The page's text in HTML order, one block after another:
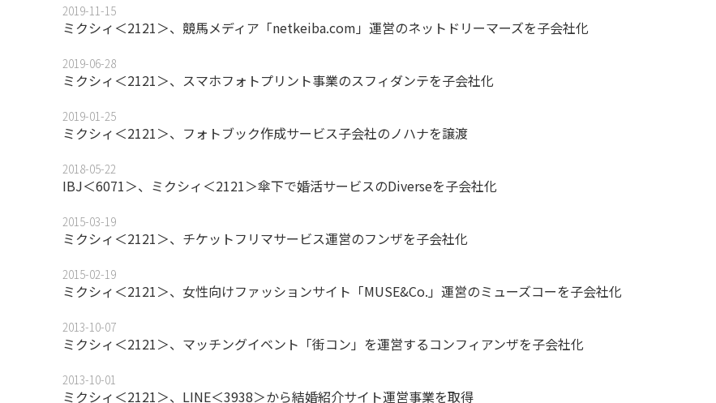
2019-11-15
ミクシィ＜2121＞、競馬メディア「netkeiba.com」運営のネットドリーマーズを子会社化
2019-06-28
ミクシィ＜2121＞、スマホフォトプリント事業のスフィダンテを子会社化
2019-01-25
ミクシィ＜2121＞、フォトブック作成サービス子会社のノハナを譲渡
2018-05-22
IBJ＜6071＞、ミクシィ＜2121＞傘下で婚活サービスのDiverseを子会社化
2015-03-19
ミクシィ＜2121＞、チケットフリマサービス運営のフンザを子会社化
2015-02-19
ミクシィ＜2121＞、女性向けファッションサイト「MUSE&Co.」運営のミューズコーを子会社化
2013-10-07
ミクシィ＜2121＞、マッチングイベント「街コン」を運営するコンフィアンザを子会社化
2013-10-01
ミクシィ＜2121＞、LINE＜3938＞から結婚紹介サイト運営事業を取得